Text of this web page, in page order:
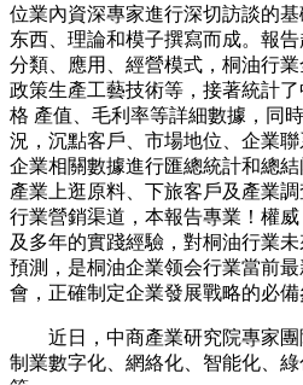
位業內資深專家進行深切訪談的
东西、理論和模子撰寫而成。報告
分類、應用、經營模式，桐油行
政策生產工藝技術等，接著統計
格 產值、毛利率等詳細數據，同
況，沉點客戶、市場地位、企業
企業相關數據進行匯總統計和總
產業上逛原料、下旅客戶及產業
行業營銷渠道，本報告專業！權
及多年的實踐經驗，對桐油行業
預測，是桐油企業领会行業當前
會，正確制定企業發展戰略的必
近日，中商產業研究院專家團
制業數字化、網絡化、智能化、